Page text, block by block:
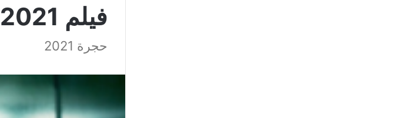
فيلم Cubicle 2021 مترجم
حجرة 2021